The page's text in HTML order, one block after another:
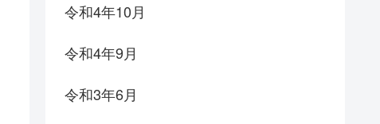
令和4年10月
令和4年9月
令和3年6月